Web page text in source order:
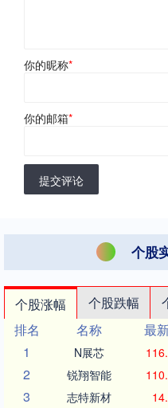
你的昵称*
你的邮箱*
提交评论
个股
个股涨幅 个股跌幅
排名
名称 最
1
N展芯
2 锐翔智能
3 志特新材